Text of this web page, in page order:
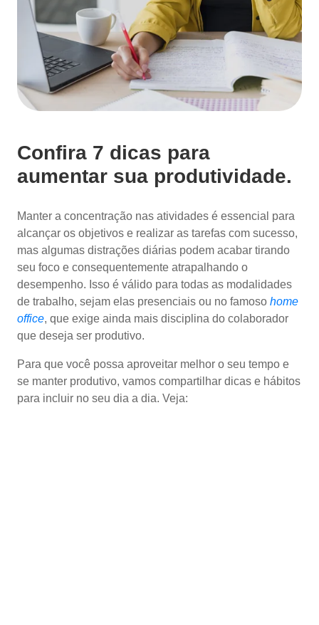
Confira 7 dicas para
aumentar sua produtividade.
Manter a concentração nas atividades é essencial para
alcançar os objetivos e realizar as tarefas com sucesso,
mas algumas distrações diárias podem acabar tirando
seu foco e consequentemente atrapalhando o
desempenho. Isso é válido para todas as modalidades
de trabalho, sejam elas presenciais ou no famoso home
office, que exige ainda mais disciplina do colaborador
que deseja ser produtivo.
Para que você possa aproveitar melhor o seu tempo e
se manter produtivo, vamos compartilhar dicas e hábitos
para incluir no seu dia a dia. Veja: